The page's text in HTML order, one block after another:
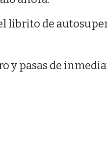
librito de
y pasas de